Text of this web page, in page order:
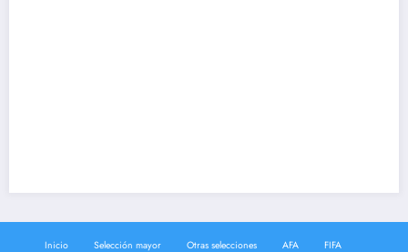
Inicio Selección mayor Otras selecciones AFA FIFA